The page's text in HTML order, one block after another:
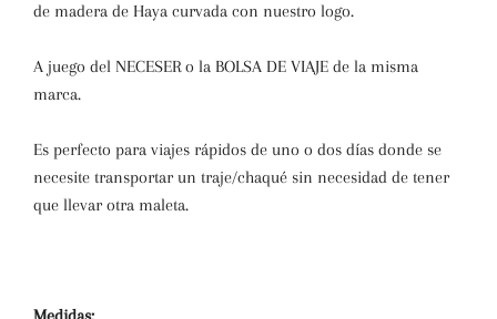
de madera de Haya curvada con nuestro logo.
A juego del NECESER o la BOLSA DE VIAJE de la misma
marca.
Es perfecto para viajes rápidos de uno o dos días donde se
necesite transportar un traje/chaqué sin necesidad de tener
que llevar otra maleta.